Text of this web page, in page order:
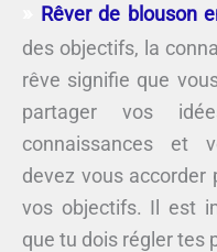
Rêver de blouson
des objectifs, la
rêve signifie que
partager vos
connaissances et
devez vous
vos objectifs. Il est
que tu dois régler tes